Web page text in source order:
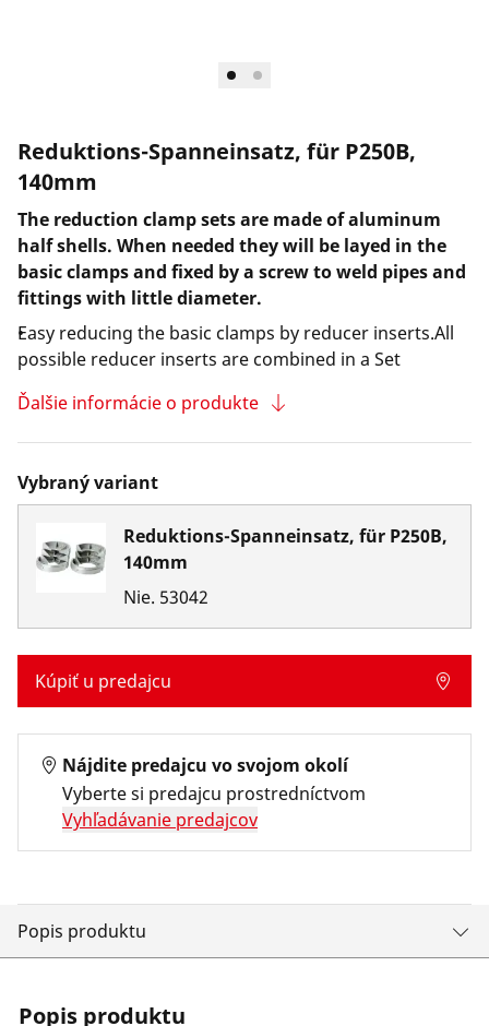
Reduktions-Spanneinsatz, für P250B,
140mm
The reduction clamp sets are made of aluminum
half shells. When needed they will be layed in the
basic clamps and fixed by a screw to weld pipes and
fittings with little diameter.
Easy reducing the basic clamps by reducer inserts.All
possible reducer inserts are combined in a Set
Ďalšie informácie o produkte
Vybraný variant
Reduktions-Spanneinsatz, für P250B,
140mm
Nie. 53042
Kúpiť u predajcu
Nájdite predajcu vo svojom okolí
Vyberte si predajcu prostredníctvom
Vyhľadávanie predajcov
Popis produktu
Popis produktu